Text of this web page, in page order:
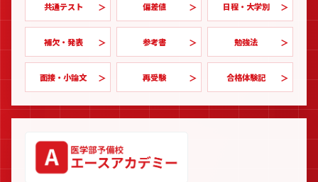
共通テスト 偏差値 日程・大学別
補欠・発表 参考書 勉強法
面接・小論文 再受験 合格体験記